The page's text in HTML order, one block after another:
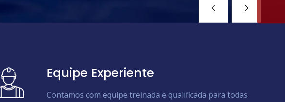
Equipe Experiente
Contamos com equipe treinada e qualificada para todas